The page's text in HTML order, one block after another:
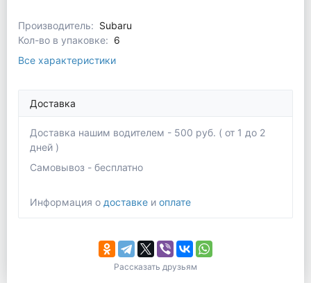
Производитель: Subaru
Кол-во в упаковке: 6
Все характеристики
Доставка
Доставка нашим водителем - 500 руб. ( от 1 до 2
дней )
Самовывоз - бесплатно
Информация о доставке и оплате
Рассказать друзьям